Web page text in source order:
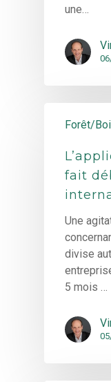
une…
Forêt/
fait
Une
divise
5 mois …